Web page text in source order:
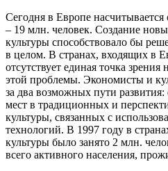
Сегодня в Европе
– 19 млн. человек. Создание
культуры способствовало бы
в целом. В странах, входящих в
отсутствует единая точка
этой проблемы. Экономисты и
за два возможных пути
мест в традиционных и
культуры, связанных с
технологий. В 1997 году в
культуры было занято 2 млн.
всего активного населения,